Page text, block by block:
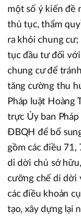
một số ý kiến đề
thủ tục, thẩm
ra khỏi chung
tục đầu tư đối với
chung cư để
tăng cường thu
Pháp luật Hoàng
trực Ủy ban
ĐBQH để bổ
gồm các điều
di dời chủ sở
cưỡng chế di dời
các điều khoản
tạo, xây dựng lại